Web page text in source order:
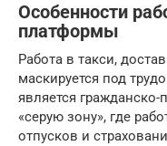
Особенности
платформы
Работа в такси,
маскируется под
является
«серую зону», где
отпусков и